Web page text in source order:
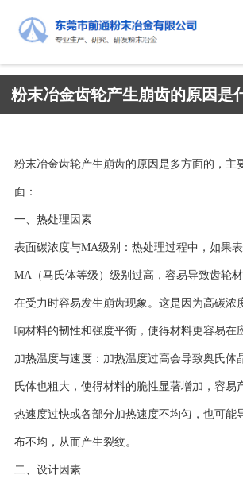
粉末冶金齿轮产生崩齿的原因是
粉末冶金齿轮产生崩齿的原因是多方面的，主
面：
一、热处理因素
表面碳浓度与MA级别：热处理过程中，如果
MA（马氏体等级）级别过高，容易导致齿轮
在受力时容易发生崩齿现象。这是因为高碳浓
响材料的韧性和强度平衡，使得材料更容易在
加热温度与速度：加热温度过高会导致奥氏体
氏体也粗大，使得材料的脆性显著增加，容易
热速度过快或各部分加热速度不均匀，也可能
布不均，从而产生裂纹。
二、设计因素